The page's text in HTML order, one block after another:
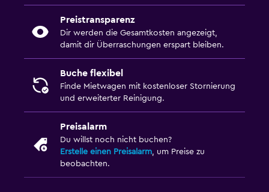
Preistransparenz
Dir werden die Gesamtkosten angezeigt,
damit dir Überraschungen erspart bleiben.
Buche flexibel
Finde Mietwagen mit kostenloser Stornierung
und erweiterter Reinigung.
Preisalarm
Du willst noch nicht buchen?
Erstelle einen Preisalarm, um Preise zu
beobachten.